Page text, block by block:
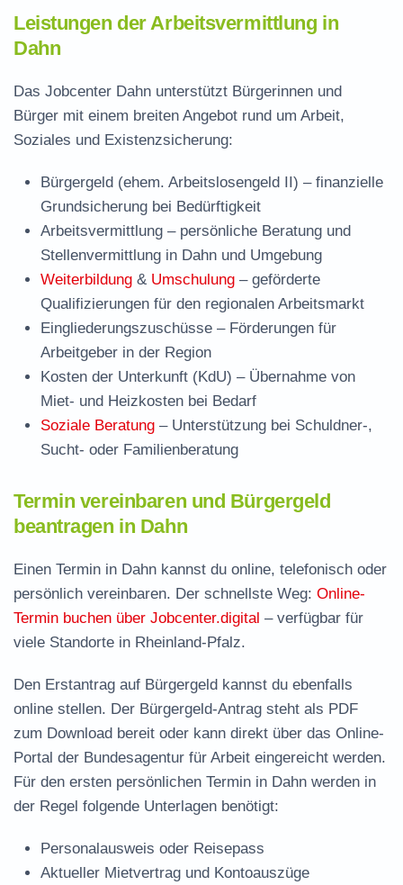
Leistungen der Arbeitsvermittlung in
Dahn
Das Jobcenter Dahn unterstützt Bürgerinnen und
Bürger mit einem breiten Angebot rund um Arbeit,
Soziales und Existenzsicherung:
Bürgergeld (ehem. Arbeitslosengeld II) – finanzielle
Grundsicherung bei Bedürftigkeit
Arbeitsvermittlung – persönliche Beratung und
Stellenvermittlung in Dahn und Umgebung
Weiterbildung & Umschulung – geförderte
Qualifizierungen für den regionalen Arbeitsmarkt
Eingliederungszuschüsse – Förderungen für
Arbeitgeber in der Region
Kosten der Unterkunft (KdU) – Übernahme von
Miet- und Heizkosten bei Bedarf
Soziale Beratung – Unterstützung bei Schuldner-,
Sucht- oder Familienberatung
Termin vereinbaren und Bürgergeld
beantragen in Dahn
Einen Termin in Dahn kannst du online, telefonisch oder
persönlich vereinbaren. Der schnellste Weg: Online-
Termin buchen über Jobcenter.digital – verfügbar für
viele Standorte in Rheinland-Pfalz.
Den Erstantrag auf Bürgergeld kannst du ebenfalls
online stellen. Der Bürgergeld-Antrag steht als PDF
zum Download bereit oder kann direkt über das Online-
Portal der Bundesagentur für Arbeit eingereicht werden.
Für den ersten persönlichen Termin in Dahn werden in
der Regel folgende Unterlagen benötigt:
Personalausweis oder Reisepass
Aktueller Mietvertrag und Kontoauszüge